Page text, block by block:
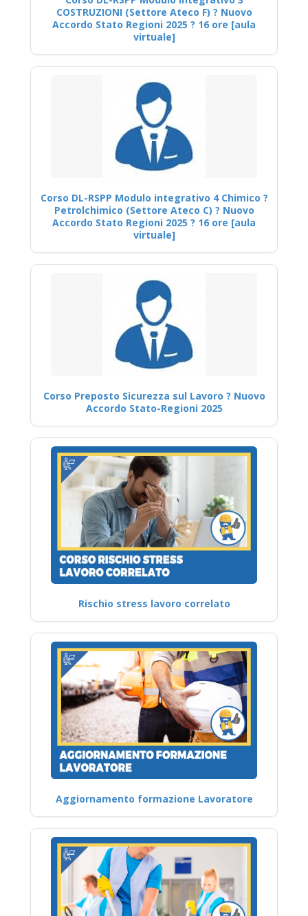
COSTRUZIONI (Settore Ateco F) ? Nuovo
Accordo Stato Regioni 2025 ? 16 ore [aula
virtuale]
Corso DL-RSPP Modulo integrativo 4 Chimico ?
Petrolchimico (Settore Ateco C) ? Nuovo
Accordo Stato Regioni 2025 ? 16 ore [aula
virtuale]
Corso Preposto Sicurezza sul Lavoro ? Nuovo
Accordo Stato-Regioni 2025
Rischio stress lavoro correlato
Aggiornamento formazione Lavoratore